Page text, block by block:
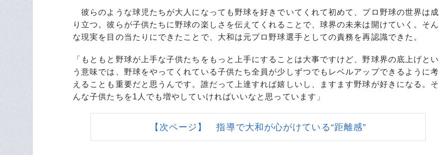
彼らのような球児たちが大人になっても野球を好きでいてくれて初めて、プロ野球の世界は成
り立つ。彼らが子供たちに野球の楽しさを伝えてくれることで、球界の未来は開けていく。そん
な現実を目の当たりにできたことで、大和は元プロ野球選手としての責務を再認識できた。
「もともと野球が上手な子供たちをもっと上手にすることは大事ですけど、野球界の底上げとい
う意味では、野球をやってくれている子供たち全員が少しずつでもレベルアップできるように考
えることも重要だと思うんです。誰だって上達すれば嬉しいし、ますます野球が好きになる。そ
んな子供たちを1人でも増やしていければいいなと思っています」
【次ページ】 指導で大和が心がけている“距離感”